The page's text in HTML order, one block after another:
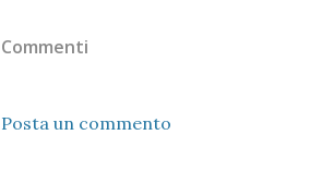
Commenti
Posta un commento